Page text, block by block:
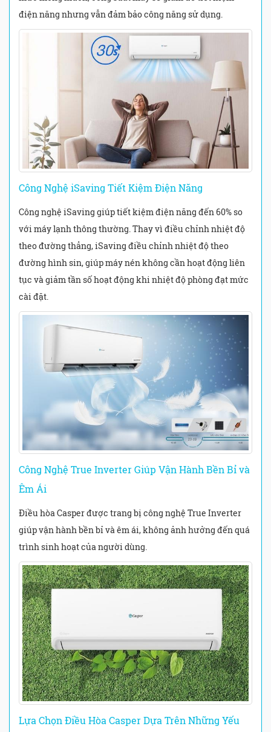
điện năng nhưng vẫn đảm bảo công năng sử dụng.
Công Nghệ iSaving Tiết Kiệm Điện Năng
Công nghệ iSaving giúp tiết kiệm điện năng đến 60% so
với máy lạnh thông thường. Thay vì điều chỉnh nhiệt độ
theo đường thẳng, iSaving điều chỉnh nhiệt độ theo
đường hình sin, giúp máy nén không cần hoạt động liên
tục và giảm tần số hoạt động khi nhiệt độ phòng đạt mức
cài đặt.
Công Nghệ True Inverter Giúp Vận Hành Bền Bỉ và
Êm Ái
Điều hòa Casper được trang bị công nghệ True Inverter
giúp vận hành bền bỉ và êm ái, không ảnh hưởng đến quá
trình sinh hoạt của người dùng.
Lựa Chọn Điều Hòa Casper Dựa Trên Những Yếu